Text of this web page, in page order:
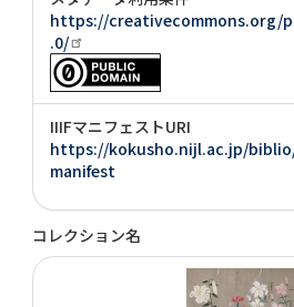
https://creativecommons.org/
.0/
IIIFマニフェストURI
https://kokusho.nijl.ac.jp/
manifest
コレクション名